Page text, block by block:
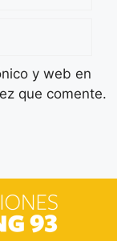
y web en
que comente.